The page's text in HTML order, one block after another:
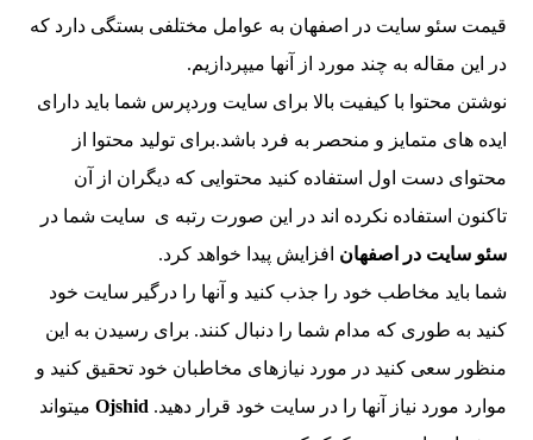
قیمت سئو سایت در اصفهان به عوامل مختلفی بستگی دارد که
در این مقاله به چند مورد از آنها میپردازیم.
نوشتن محتوا با کیفیت بالا برای سایت وردپرس شما باید دارای
ایده های متمایز و منحصر به فرد باشد.برای تولید محتوا از
محتوای دست اول استفاده کنید محتوایی که دیگران از آن
تاکنون استفاده نکرده اند در این صورت رتبه ی سایت شما در
سئو سایت در اصفهان افزایش پیدا خواهد کرد.
شما باید مخاطب خود را جذب کنید و آنها را درگیر سایت خود
کنید به طوری که مدام شما را دنبال کنند. برای رسیدن به این
منظور سعی کنید در مورد نیازهای مخاطبان خود تحقیق کنید و
موارد مورد نیاز آنها را در سایت خود قرار دهید. Ojshid میتواند